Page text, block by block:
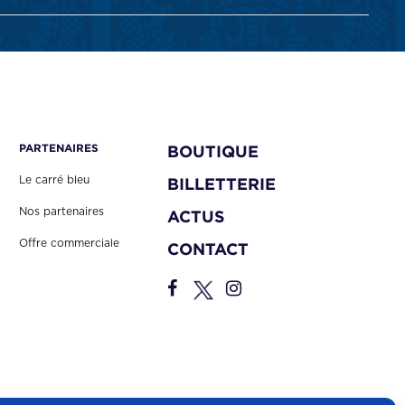
PARTENAIRES
Le carré bleu
Nos partenaires
Offre commerciale
BOUTIQUE
BILLETTERIE
ACTUS
CONTACT